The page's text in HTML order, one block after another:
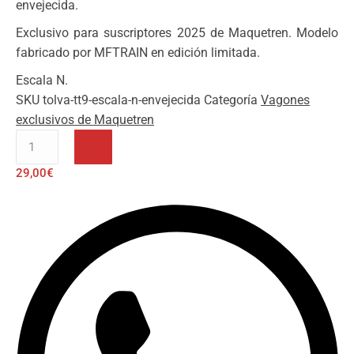
envejecida.
Exclusivo para suscriptores 2025 de Maquetren. Modelo
fabricado por MFTRAIN en edición limitada.
Escala N.
SKU tolva-tt9-escala-n-envejecida Categoría Vagones
exclusivos de Maquetren
Historia
la
España.
Tomo
Locomotoras
de
29,00€